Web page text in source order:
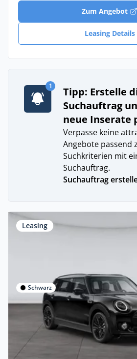
Zum Angebot
Leasing Details
1
Tipp: Erstelle
Suchauftrag
neue Inserate
Verpasse keine
Angebote passend
Suchkriterien mit
Suchauftrag.
Suchauftrag
Leasing
Schwarz
Gewerbe & Privat
MINI One Clubman
Benzin • Automatik • 102 PS (75 kW)
Gebraucht
(24.797 km)